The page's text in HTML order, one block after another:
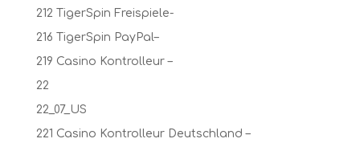
212 TigerSpin Freispiele-
216 TigerSpin PayPal–
219 Casino Kontrolleur –
22
22_07_US
221 Casino Kontrolleur Deutschland –